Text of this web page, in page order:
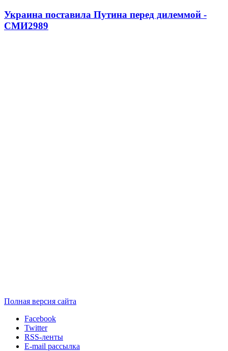
Украина поставила Путина перед дилеммой -
СМИ2989
Полная версия сайта
Facebook
Twitter
RSS-ленты
E-mail рассылка